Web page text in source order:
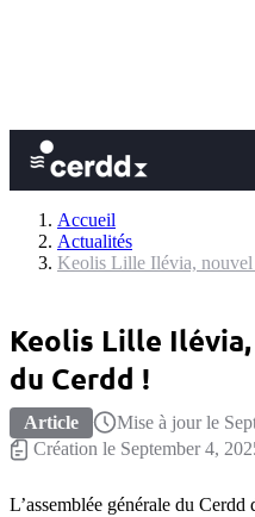
Accueil
Actualités
Keolis Lille Ilévia, nouvel
Keolis Lille
du Cerdd !
Article
Mise à jour le
Création le September 4,
L’assemblée générale du